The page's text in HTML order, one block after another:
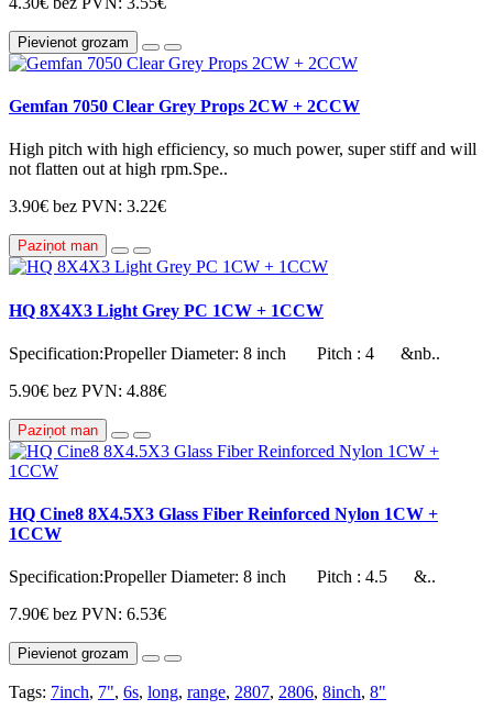
Pievienot grozam
Gemfan 7050 Clear Grey Props 2CW + 2CCW
High pitch with high efficiency, so much power, super stiff and will
not flatten out at high rpm.Spe..
3.90€ bez PVN: 3.22€
Paziņot man
HQ 8X4X3 Light Grey PC 1CW + 1CCW
Specification:Propeller Diameter: 8 inch Pitch : 4 &nb..
5.90€ bez PVN: 4.88€
Paziņot man
HQ Cine8 8X4.5X3 Glass Fiber Reinforced Nylon 1CW +
1CCW
Specification:Propeller Diameter: 8 inch Pitch : 4.5 &..
7.90€ bez PVN: 6.53€
Pievienot grozam
Tags: 7inch, 7", 6s, long, range, 2807, 2806, 8inch, 8"